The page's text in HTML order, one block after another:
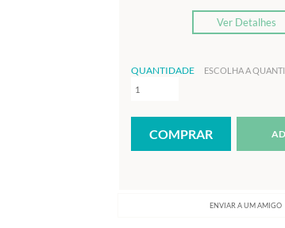
Ver Detalhes
QUANTIDADE ESCOLHA A
ENVIAR A UM AMIGO